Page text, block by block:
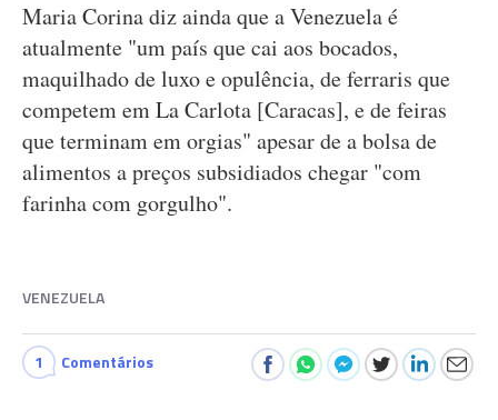
Maria Corina diz ainda que a Venezuela é
atualmente "um país que cai aos bocados,
maquilhado de luxo e opulência, de ferraris que
competem em La Carlota [Caracas], e de feiras
que terminam em orgias" apesar de a bolsa de
alimentos a preços subsidiados chegar "com
farinha com gorgulho".
VENEZUELA
1 Comentários